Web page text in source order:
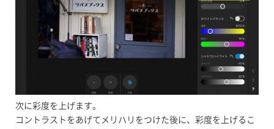
次に彩度を上げます。
コントラストをあげてメリハリをつけた後に、彩度を上げるこ